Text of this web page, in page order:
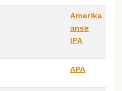
Amerika
anse
IPA
APA